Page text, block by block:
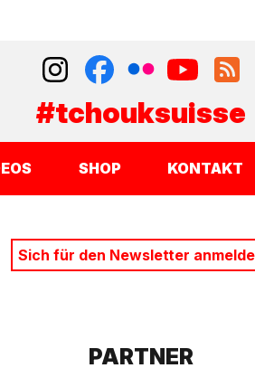
#tchouksuisse
SHOP KONTAKT
Sich für den Newsletter
PARTNER